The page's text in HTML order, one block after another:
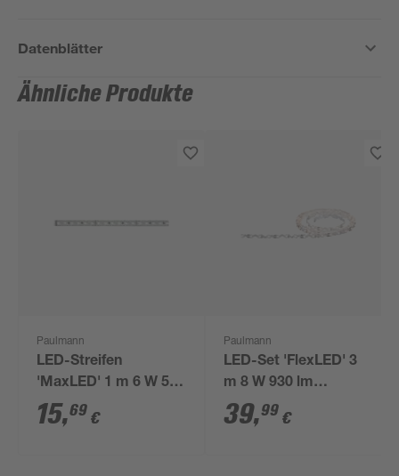
Datenblätter
Ähnliche Produkte
Paulmann
LED-Streifen
'MaxLED' 1 m 6 W 550
lm warmweiß, silber
15,69 €
Paulmann
LED-Set 'FlexLED' 3
m 8 W 930 lm
warmweiß, weiß
39,99 €